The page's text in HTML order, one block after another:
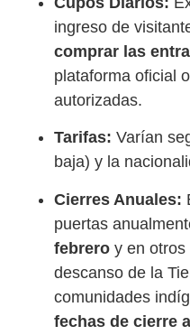
ingreso de
comprar las
plataforma oficial
autorizadas.
Tarifas: Varían
baja) y la
Cierres Anuales:
puertas
febrero y en otros
descanso de la
comunidades
fechas de cierre